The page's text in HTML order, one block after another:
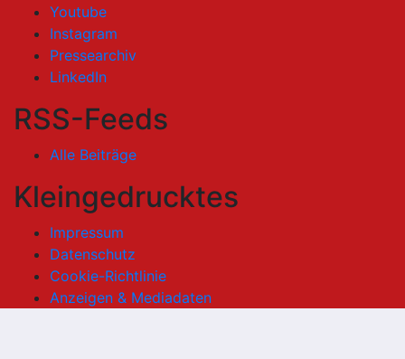
Youtube
Instagram
Pressearchiv
LinkedIn
RSS-Feeds
Alle Beiträge
Kleingedrucktes
Impressum
Datenschutz
Cookie-Richtlinie
Anzeigen & Mediadaten